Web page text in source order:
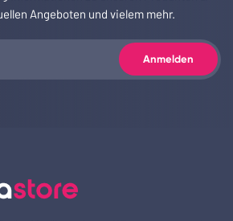
Angeboten und vielem mehr.